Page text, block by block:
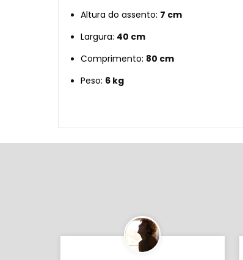
Altura do assento: 7 cm
Largura: 40 cm
Comprimento: 80 cm
Peso: 6 kg